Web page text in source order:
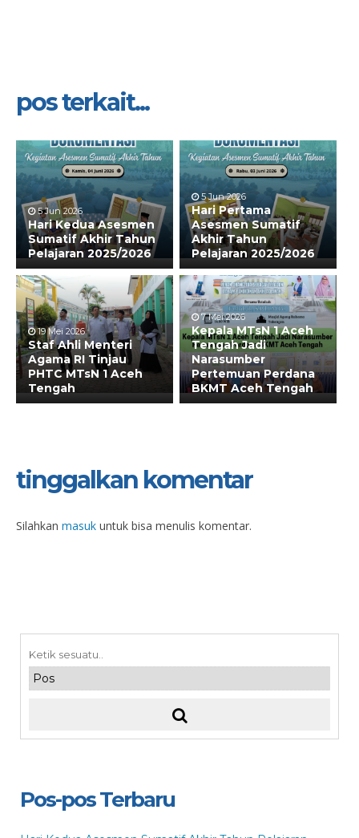
pos terkait...
5 Jun 2026
Hari Kedua Asesmen
Sumatif Akhir Tahun
Pelajaran 2025/2026
5 Jun 2026
Hari Pertama
Asesmen Sumatif
Akhir Tahun
Pelajaran 2025/2026
19 Mei 2026
Staf Ahli Menteri
Agama RI Tinjau
PHTC MTsN 1 Aceh
Tengah
7 Mei 2026
Kepala MTsN 1 Aceh
Tengah Jadi
Narasumber
Pertemuan Perdana
BKMT Aceh Tengah
tinggalkan komentar
Silahkan masuk untuk bisa menulis komentar.
Pos-pos Terbaru